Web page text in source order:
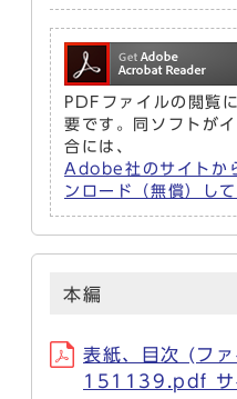
PDFファイルの閲
要です。同ソフトが
合には、
Adobe社のサイト
ンロード（無償）して
本編
表紙、目次 (フ
151139.pdf サ